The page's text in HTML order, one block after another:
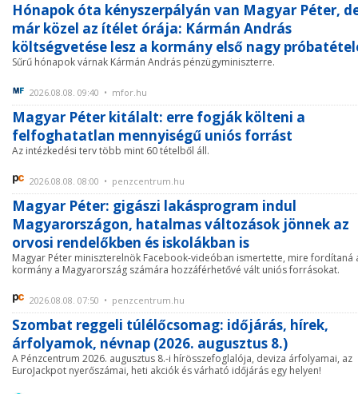
Hónapok óta kényszerpályán van Magyar Péter,
már közel az ítélet órája: Kármán András
költségvetése lesz a kormány első nagy
Sűrű hónapok várnak Kármán András pénzügyminiszterre.
2026.08.08. 09:40 • mfor.hu
Magyar Péter kitálalt: erre fogják költeni a
felfoghatatlan mennyiségű uniós forrást
Az intézkedési terv több mint 60 tételből áll.
2026.08.08. 08:00 • penzcentrum.hu
Magyar Péter: gigászi lakásprogram indul
Magyarországon, hatalmas változások jönnek az
orvosi rendelőkben és iskolákban is
Magyar Péter miniszterelnök Facebook-videóban ismertette, mire fordítaná
kormány a Magyarország számára hozzáférhetővé vált uniós forrásokat.
2026.08.08. 07:50 • penzcentrum.hu
Szombat reggeli túlélőcsomag: időjárás, hírek,
árfolyamok, névnap (2026. augusztus 8.)
A Pénzcentrum 2026. augusztus 8.-i hírösszefoglalója, deviza árfolyamai, az
EuroJackpot nyerőszámai, heti akciók és várható időjárás egy helyen!